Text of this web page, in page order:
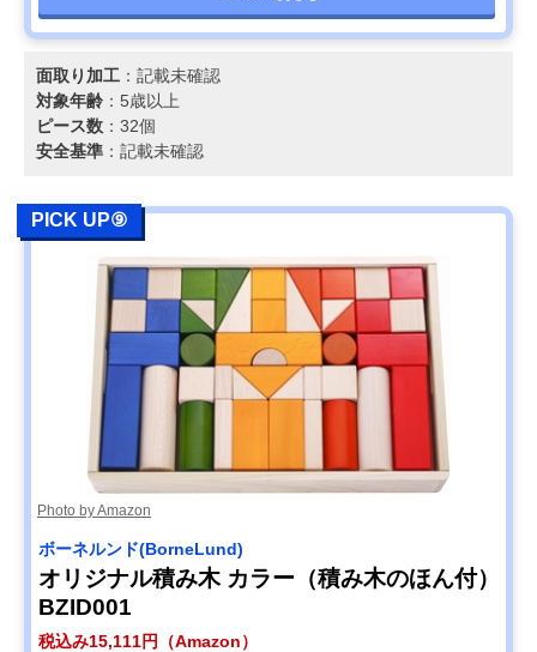
面取り加工 ：記載未確認
対象年齢 ：5歳以上
ピース数 ：32個
安全基準 ：記載未確認
PICK UP⑨
Photo by Amazon
ボーネルンド(BorneLund)
オリジナル積み木 カラー（積み木のほん付）
BZID001
税込み15,111円（Amazon）